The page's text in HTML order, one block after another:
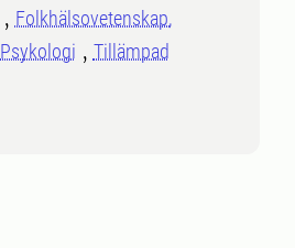
Folkhälsovetenskap,
Psykologi
Tillämpad